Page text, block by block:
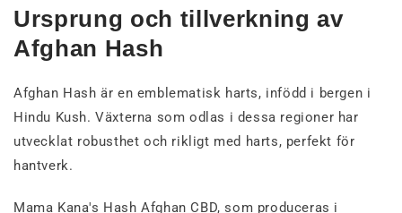
Ursprung och tillverkning av
Afghan Hash
Afghan Hash är en emblematisk harts, infödd i bergen i
Hindu Kush. Växterna som odlas i dessa regioner har
utvecklat robusthet och rikligt med harts, perfekt för
hantverk.
Mama Kana's Hash Afghan CBD, som produceras i